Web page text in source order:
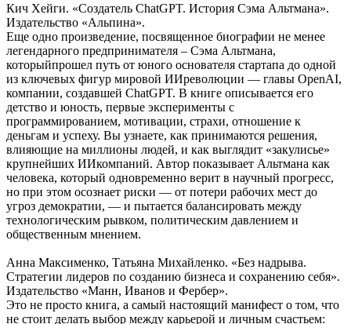
Кич Хейги. «Создатель ChatGPT. История Сэма Альтмана».
Издательство «Альпина».
Еще одно произведение, посвященное биографии не менее
легендарного предпринимателя – Сэма Альтмана,
которыйпрошел путь от юного основателя стартапа до одной
из ключевых фигур мировой ИИреволюции — главы OpenAI,
компании, создавшей ChatGPT. В книге описывается его
детство и юность, первые эксперименты с
программированием, мотивации, страхи, отношение к
деньгам и успеху. Вы узнаете, как принимаются решения,
влияющие на миллионы людей, и как выглядит «закулисье»
крупнейших ИИкомпаний. Автор показывает Альтмана как
человека, который одновременно верит в научный прогресс,
но при этом осознает риски — от потери рабочих мест до
угроз демократии, — и пытается балансировать между
технологическим рывком, политическим давлением и
общественным мнением.
Анна Максименко, Татьяна Михайленко. «Без надрыва.
Стратегии лидеров по созданию бизнеса и сохранению себя».
Издательство «Манн, Иванов и Фербер».
Это не просто книга, а самый настоящий манифест о том, что
не стоит делать выбор между карьерой и личным счастьем: